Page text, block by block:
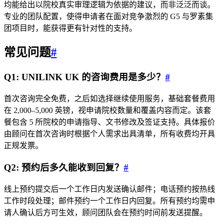
均能给出以院校真实审理逻辑为依据的建议，而非泛泛而谈。
专业的团队配置，使得申请者在面对竞争激烈的 G5 与罗素集
团项目时，能获得更有针对性的支持。
常见问题#
Q1: UNILINK UK 的咨询费用是多少？ #
首次咨询完全免费，之后如选择继续使用服务，基础套餐费用
在 2,000–5,000 英镑，视申请院校数量和覆盖内容而定。该套
餐包含 5 所院校的申请指导、文书修改及签证支持。具体报价
由顾问在首次咨询时根据个人需求出具清单，所有收费均开具
正规发票。
Q2: 预约后多久能收到回复？ #
线上预约提交后一个工作日内发送确认邮件；电话预约按热线
工作时段处理；邮件预约一个工作日内回复。所有预约均需申
请人确认后方可生效，顾问团队会在预约时间前发送提醒。